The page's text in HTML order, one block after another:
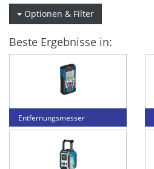
Optionen & Filter
Beste Ergebnisse in:
Entfernungsmesser